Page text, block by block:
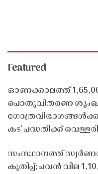
Featured
ഓണക്കാലത്ത്
പൊതുവിതരണ
കട' പദ്ധതിക്ക്
സംസ്ഥാനത്ത്
കുതിപ്പ്; പവൻ വില